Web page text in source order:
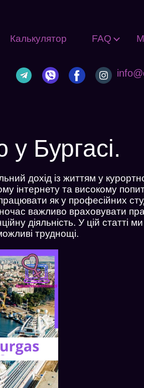
Калькулятор FAQ
Бургасі.
дохід із життям у
інтернету та високому
як у професійних
важливо враховувати
діяльність. У цій статті ми
труднощі.